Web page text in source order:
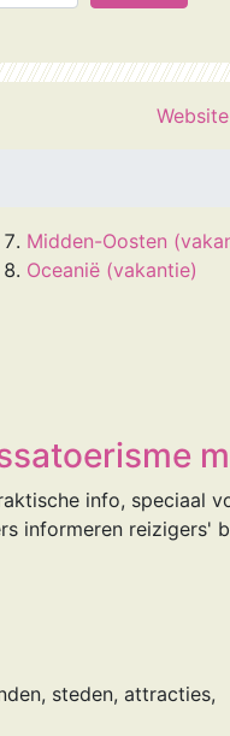
Midden-Oosten
Oceanië (vakantie)
info, speciaal
informeren reizigers'
steden, attracties,